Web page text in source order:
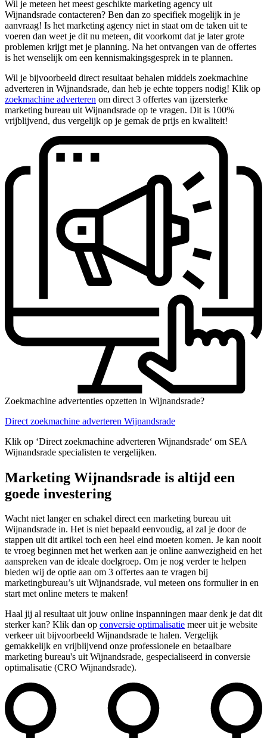
Wil je meteen het meest geschikte marketing agency uit
Wijnandsrade contacteren? Ben dan zo specifiek mogelijk in je
aanvraag! Is het marketing agency niet in staat om de taken uit te
voeren dan weet je dit nu meteen, dit voorkomt dat je later grote
problemen krijgt met je planning. Na het ontvangen van de offertes
is het wenselijk om een kennismakingsgesprek in te plannen.
Wil je bijvoorbeeld direct resultaat behalen middels zoekmachine
adverteren in Wijnandsrade, dan heb je echte toppers nodig! Klik op
zoekmachine adverteren om direct 3 offertes van ijzersterke
marketing bureau uit Wijnandsrade op te vragen. Dit is 100%
vrijblijvend, dus vergelijk op je gemak de prijs en kwaliteit!
Zoekmachine advertenties opzetten in Wijnandsrade?
Direct zoekmachine adverteren Wijnandsrade
Klik op ‘Direct zoekmachine adverteren Wijnandsrade‘ om SEA
Wijnandsrade specialisten te vergelijken.
Marketing Wijnandsrade is altijd een
goede investering
Wacht niet langer en schakel direct een marketing bureau uit
Wijnandsrade in. Het is niet bepaald eenvoudig, al zal je door de
stappen uit dit artikel toch een heel eind moeten komen. Je kan nooit
te vroeg beginnen met het werken aan je online aanwezigheid en het
aanspreken van de ideale doelgroep. Om je nog verder te helpen
bieden wij de optie aan om 3 offertes aan te vragen bij
marketingbureau’s uit Wijnandsrade, vul meteen ons formulier in en
start met online meters te maken!
Haal jij al resultaat uit jouw online inspanningen maar denk je dat dit
sterker kan? Klik dan op conversie optimalisatie meer uit je website
verkeer uit bijvoorbeeld Wijnandsrade te halen. Vergelijk
gemakkelijk en vrijblijvend onze professionele en betaalbare
marketing bureau's uit Wijnandsrade, gespecialiseerd in conversie
optimalisatie (CRO Wijnandsrade).